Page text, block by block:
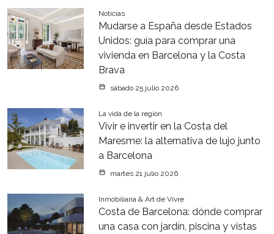
Noticias
Mudarse a España desde Estados
Unidos: guía para comprar una
vivienda en Barcelona y la Costa
Brava
sábado 25 julio 2026
La vida de la región
Vivir e invertir en la Costa del
Maresme: la alternativa de lujo junto
a Barcelona
martes 21 julio 2026
Inmobiliaria & Art de Vivre
Costa de Barcelona: dónde comprar
una casa con jardín, piscina y vistas